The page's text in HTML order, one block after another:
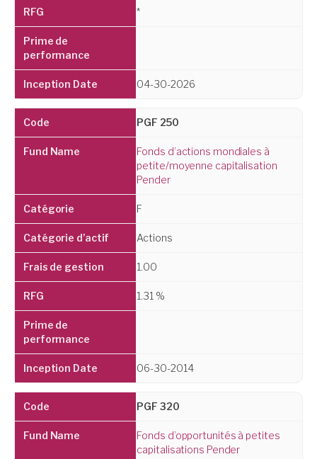
*
04-30-2026
PGF 250
Fonds d’actions mondiales à
petite/moyenne capitalisation
Pender
F
Actions
1.00
1.31 %
06-30-2014
PGF 320
Fonds d’opportunités à petites
capitalisations Pender